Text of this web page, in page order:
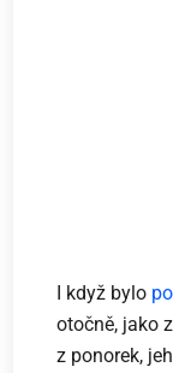
I když bylo
otočně, jako
z ponorek,